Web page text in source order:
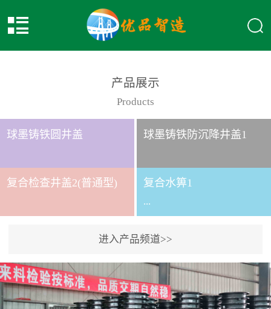
产品展示
Products
球墨铸铁圆井盖 球墨铸铁防沉降井盖1
复合检查井盖2(普通型) 复合水箅1
...
给排水应用系列时间
2017-2-15
进入产品频道>>